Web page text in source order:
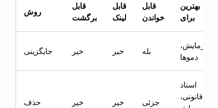
روش
قابل
برگشت
قابل
لینک
قابل
خواندن
بهترین
برای
جایگزینی خیر خیر بله
آزمایش،
دموها
حذف خیر خیر جزئی
اسناد
قانونی،